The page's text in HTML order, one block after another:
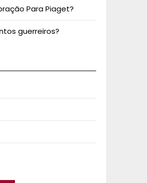
Para Piaget?
guerreiros?